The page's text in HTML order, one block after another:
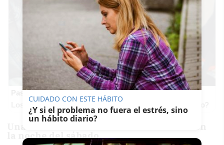
Pasaportes que abren puertas
Los pasaportes más poderosos del mundo, ¿está el tuyo?
Una colisión frontal entre dos turismos en
la noche del sábado
CUIDADO CON ESTE HÁBITO
¿Y si el problema no fuera el estrés, sino
un hábito diario?